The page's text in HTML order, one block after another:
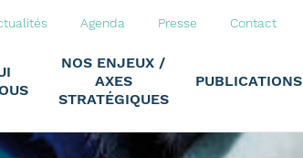
Agenda Presse Contact
NOS ENJEUX /
AXES
STRATÉGIQUES
PUBLICATIONS